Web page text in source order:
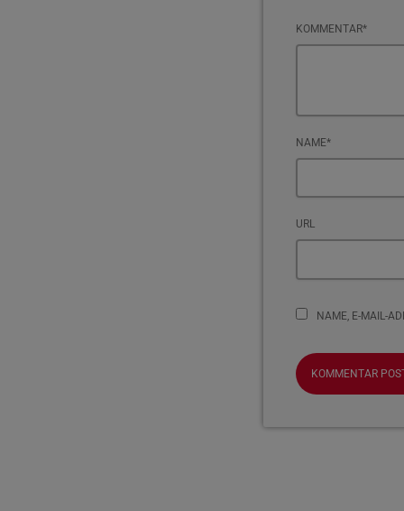
KOMMENTAR*
NAME*
URL
NAME, E-MAIL-